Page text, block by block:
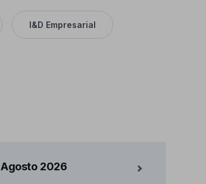
I&D Empresarial
Agosto 2026 Mês Seguinte